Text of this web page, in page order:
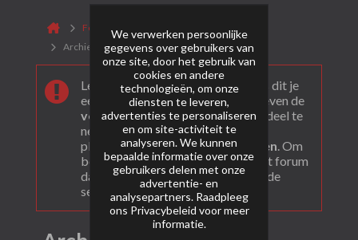
Forum
World's Toughest Fireworks
Archief
Leuk dat je ons gevonden hebt! Als dit je
eerste bezoek is bekijk dan eerst even de
veel gestelde vragen. Om actief deel te
nemen en ook berichten te kunnen
plaatsen moet je je eerstregisteren. Om
berichten te bekijken, selecteer het forum
dat je wil bezoeken uit onderstaande
selectie.
We verwerken persoonlijke
gegevens over gebruikers van
onze site, door het gebruik van
cookies en andere
technologieën, om onze
diensten te leveren,
advertenties te personaliseren
en om site-activiteit te
analyseren. We kunnen
bepaalde informatie over onze
gebruikers delen met onze
advertentie- en
analysepartners. Raadpleeg
ons Privacybeleid voor meer
informatie.